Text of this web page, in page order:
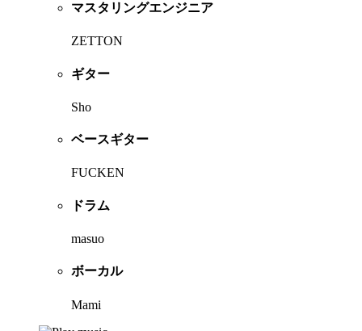
マスタリングエンジニア
ZETTON
ギター
Sho
ベースギター
FUCKEN
ドラム
masuo
ボーカル
Mami